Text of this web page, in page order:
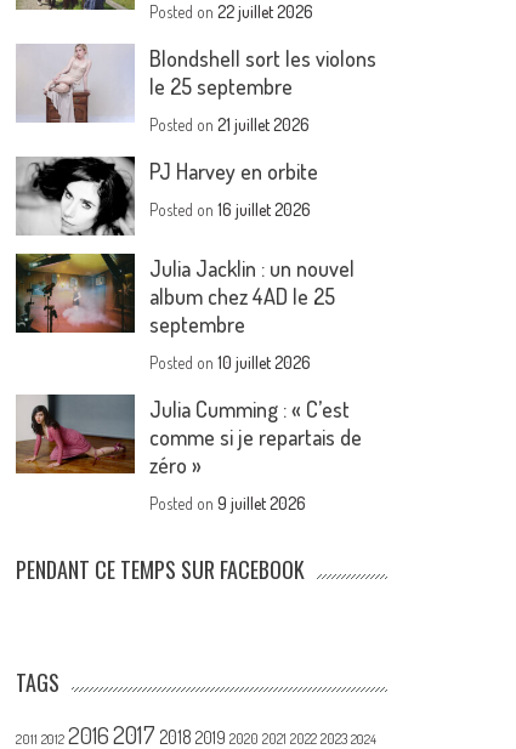
Posted on22 juillet 2026
Blondshell sort les violons
le 25 septembre
Posted on21 juillet 2026
PJ Harvey en orbite
Posted on16 juillet 2026
Julia Jacklin : un nouvel
album chez 4AD le 25
septembre
Posted on10 juillet 2026
Julia Cumming : « C’est
comme si je repartais de
zéro »
Posted on9 juillet 2026
PENDANT CE TEMPS SUR FACEBOOK
TAGS
2011 2012 20162017 2018 2019 2020 2021 2022 2023 2024